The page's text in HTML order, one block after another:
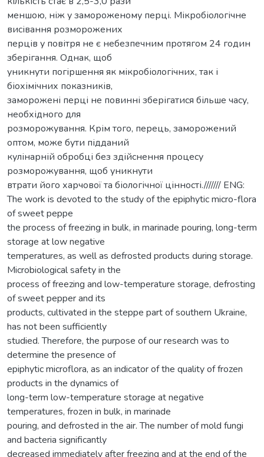
меншою, ніж у замороженому перці. Мікробіологічне
висівання розморожених
перців у повітря не є небезпечним протягом 24 годин
зберігання. Однак, щоб
уникнути погіршення як мікробіологічних, так і
біохімічних показників,
заморожені перці не повинні зберігатися більше часу,
необхідного для
розморожування. Крім того, перець, заморожений
оптом, може бути підданий
кулінарній обробці без здійснення процесу
розморожування, щоб уникнути
втрати його харчової та біологічної цінності./////// ENG:
The work is devoted to the study of the epiphytic micro-flora
of sweet peppe
the process of freezing in bulk, in marinade pouring, long-term
storage at low negative
temperatures, as well as defrosted products during storage.
Microbiological safety in the
process of freezing and low-temperature storage, defrosting
of sweet pepper and its
products, cultivated in the steppe part of southern Ukraine,
has not been sufficiently
studied. Therefore, the purpose of our research was to
determine the presence of
epiphytic microflora, as an indicator of the quality of frozen
products in the dynamics of
long-term low-temperature storage at negative
temperatures, frozen in bulk, in marinade
pouring, and defrosted in the air. The number of mold fungi
and bacteria significantly
decreased immediately after freezing and at the end of the